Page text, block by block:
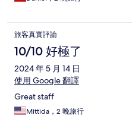
旅客真實評論
10/10 好極了
2024 年 5 月 14 日
使用 Google 翻譯
Great staff
Mittida，2 晚旅行